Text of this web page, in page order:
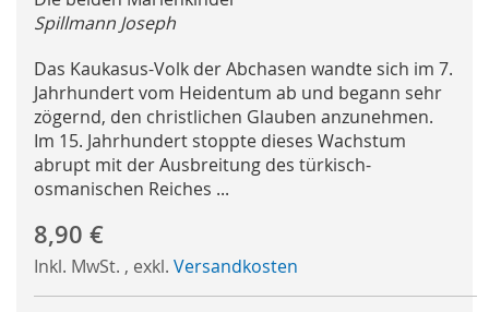
beginning
of
the
images
gallery
Spillmann Joseph
Das Kaukasus-Volk der Abchasen wandte sich im 7.
Jahrhundert vom Heidentum ab und begann sehr
zögernd, den christlichen Glauben anzunehmen.
Im 15. Jahrhundert stoppte dieses Wachstum
abrupt mit der Ausbreitung des türkisch-
osmanischen Reiches ...
8,90 €
Inkl. MwSt. , exkl. Versandkosten